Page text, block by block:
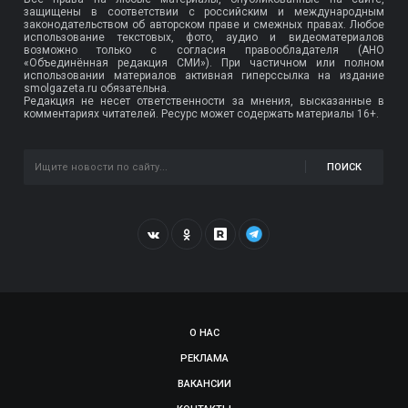
защищены в соответствии с российским и международным
законодательством об авторском праве и смежных правах. Любое
использование текстовых, фото, аудио и видеоматериалов
возможно только с согласия правообладателя (АНО
«Объединённая редакция СМИ»). При частичном или полном
использовании материалов активная гиперссылка на издание
smolgazeta.ru обязательна.
Редакция не несет ответственности за мнения, высказанные в
комментариях читателей. Ресурс может содержать материалы 16+.
ПОИСК
О НАС
РЕКЛАМА
ВАКАНСИИ